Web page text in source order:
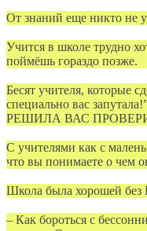
От знаний еще никто не
Учится в школе трудно
поймёшь гораздо позже.
Бесят учителя, которые
специально вас
РЕШИЛА ВАС
С учителями как с
что вы понимаете о чем
Школа была хорошей без
– Как бороться с